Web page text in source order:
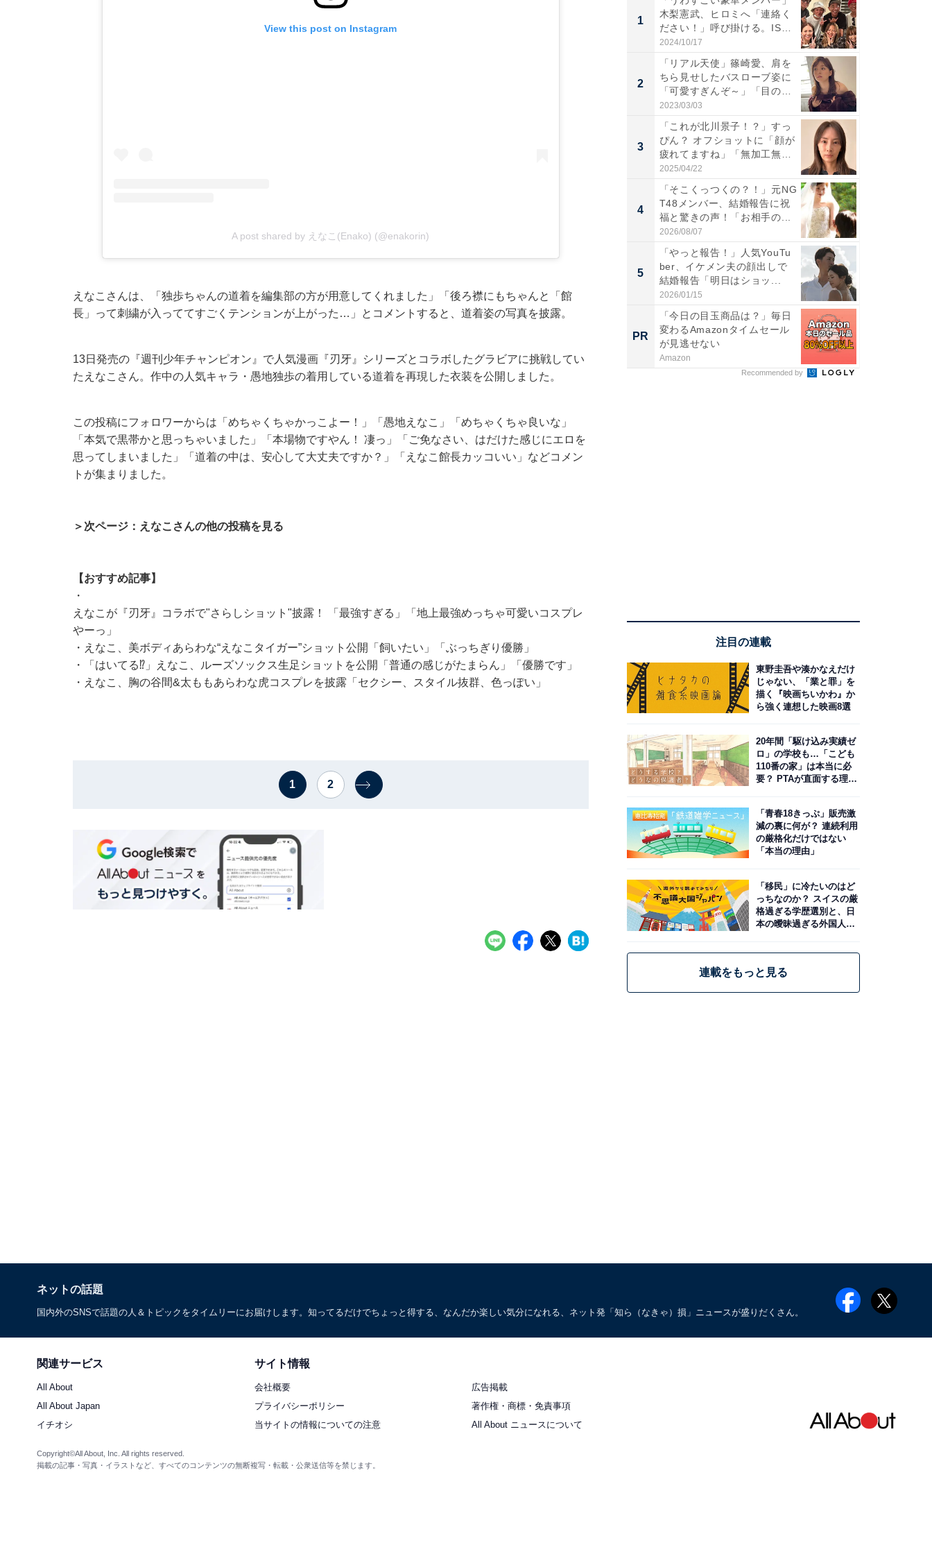
View this post on Instagram
A post shared by えなこ(Enako) (@enakorin)
えなこさんは、「独歩ちゃんの道着を編集部の方が用意してくれました」「後ろ襟にもちゃんと「館
長」って刺繍が入っててすごくテンションが上がった…」とコメントすると、道着姿の写真を披露。
13日発売の『週刊少年チャンピオン』で人気漫画『刃牙』シリーズとコラボしたグラビアに挑戦してい
たえなこさん。作中の人気キャラ・愚地独歩の着用している道着を再現した衣装を公開しました。
この投稿にフォロワーからは「めちゃくちゃかっこよー！」「愚地えなこ」「めちゃくちゃ良いな」
「本気で黒帯かと思っちゃいました」「本場物ですやん！ 凄っ」「ご免なさい、はだけた感じにエロを
思ってしまいました」「道着の中は、安心して大丈夫ですか？」「えなこ館長カッコいい」などコメン
トが集まりました。
＞次ページ：えなこさんの他の投稿を見る
【おすすめ記事】
・
えなこが『刃牙』コラボで"さらしショット"披露！ 「最強すぎる」「地上最強めっちゃ可愛いコスプレ
やーっ」
・ えなこ、美ボディあらわな“えなこタイガー”ショット公開「飼いたい」「ぶっちぎり優勝」
・
「はいてる⁉️」えなこ、ルーズソックス生足ショットを公開「普通の感じがたまらん」「優勝です」
・ えなこ、胸の谷間&太ももあらわな虎コスプレを披露「セクシー、スタイル抜群、色っぽい」
1 2
1
木梨憲武、ヒロミへ「連絡く
ださい！」呼び掛ける。IS
S...
2024/10/17
2
「リアル天使」篠崎愛、肩を
ちら見せしたバスローブ姿に
「可愛すぎんぞ～」「目の表
情...
2023/03/03
3
「これが北川景子！？」すっ
ぴん？ オフショットに「顔が
疲れてますね」「無加工無
表...
2025/04/22
4
「そこくっつくの？！」元NG
T48メンバー、結婚報告に祝
福と驚きの声！「お相手の...
2026/08/07
5
「やっと報告！」人気YouTu
ber、イケメン夫の顔出しで
結婚報告「明日はショッ...
2026/01/15
PR
「今日の目玉商品は？」毎日
変わるAmazonタイムセール
が見逃せない
Amazon
Recommended by
注目の連載
東野圭吾や湊かなえだけ
じゃない、「業と罪」を
描く『映画ちいかわ』か
ら強く連想した映画8選
20年間「駆け込み実績ゼ
ロ」の学校も…「こども
110番の家」は本当に必
要？ PTAが直面する理想
「青春18きっぷ」販売激
減の裏に何が？ 連続利用
の厳格化だけではない
「本当の理由」
「移民」に冷たいのはど
っちなのか？ スイスの厳
格過ぎる学歴選別と、日
本の曖昧過ぎる外国人政
連載をもっと見る
ネットの話題
国内外のSNSで話題の人＆トピックをタイムリーにお届けします。知ってるだけでちょっと得する、なんだか楽しい気分になれる、ネット発「知ら（なきゃ）損」ニュースが盛りだくさん。
関連サービス
All About
All About Japan
イチオシ
サイト情報
会社概要
広告掲載
プライバシーポリシー
著作権・商標・免責事項
当サイトの情報についての注意
All About ニュースについて
Copyright©All About, Inc. All rights reserved.
掲載の記事・写真・イラストなど、すべてのコンテンツの無断複写・転載・公衆送信等を禁じます。